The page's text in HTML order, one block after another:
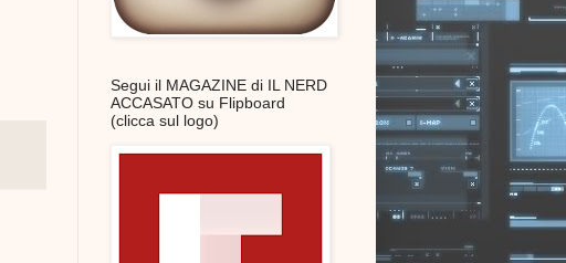
Segui il MAGAZINE di IL NERD
ACCASATO su Flipboard
(clicca sul logo)